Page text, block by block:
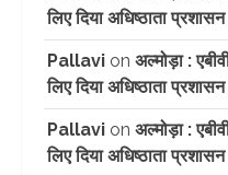
लिए दिया अधिष्ठाता
Pallavi on अल्मोड़ा :
लिए दिया अधिष्ठाता
Pallavi on अल्मोड़ा :
लिए दिया अधिष्ठाता